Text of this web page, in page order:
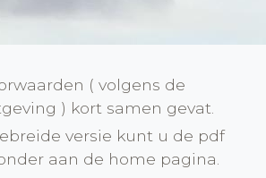
( volgens de
) kort samen gevat.
versie kunt u de pdf
aan de home pagina.